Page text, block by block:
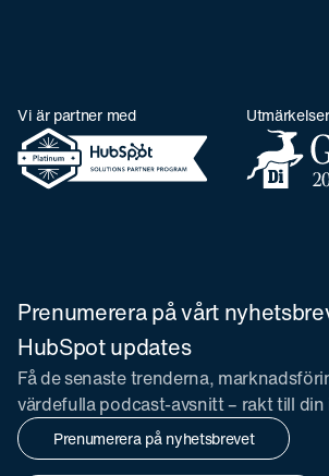
Vi är partner med Utmärkelser
Prenumerera på vårt
HubSpot updates
Få de senaste trenderna,
värdefulla podcast-avsnitt – rakt till din
Prenumerera på nyhetsbrevet